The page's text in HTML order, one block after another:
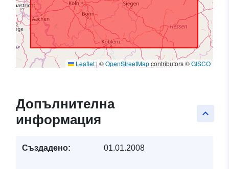
Leaflet|©OpenStreetMapcontributors ©GISCO
keyboard_arrow_up
Допълнителна
информация
Създадено: 01.01.2008